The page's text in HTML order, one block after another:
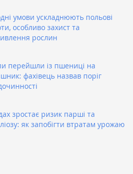
умови ускладнюють польові
особливо захист та
рослин
перейшли із пшениці на
фахівець назвав поріг
зростає ризик парші та
як запобігти втратам урожаю